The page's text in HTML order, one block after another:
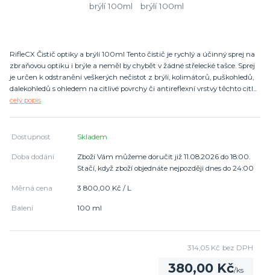
RifleCX Čistič optiky a brýlí 100ml Tento čistič je rychlý a účinný sprej na
zbraňovou optiku i brýle a neměl by chybět v žádné střelecké tašce. Sprej
je určen k odstranění veškerých nečistot z brýlí, kolimátorů, puškohledů,
dalekohledů s ohledem na citlivé povrchy či antireflexní vrstvy těchto citl...
celý popis
Dostupnost Skladem
Doba dodání
Zboží Vám můžeme doručit již 11.08.2026 do 18:00.
Stačí, když zboží objednáte nejpozději dnes do 24:00
Měrná cena 3 800,00 Kč / L
Balení 100 ml
380,00 Kč/ks
314,05 Kč bez DPH